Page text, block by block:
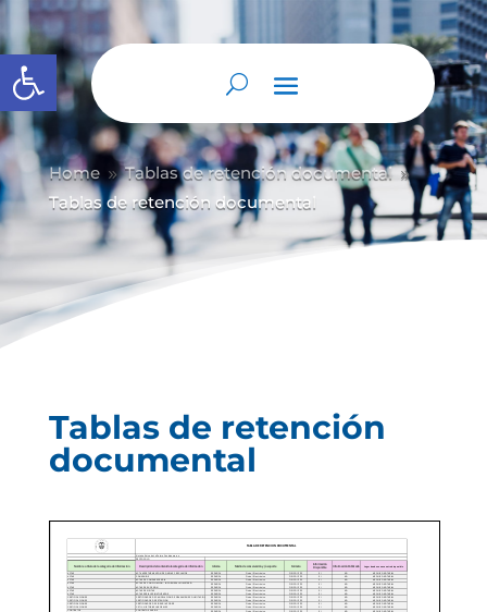
Abrir barra de herramientas
Home 9 Tablas de retención documental 9
Tablas de retención documental
Tablas de retención
documental